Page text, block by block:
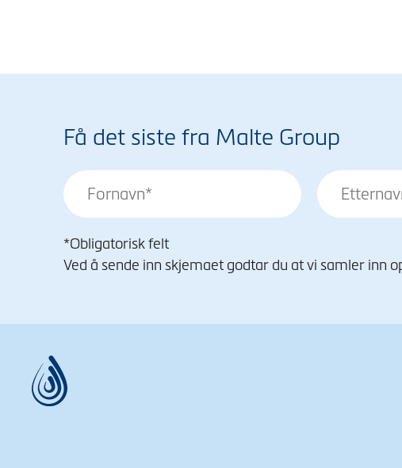
Få det siste fra Malte Group
*Obligatorisk felt
Ved å sende inn skjemaet godtar du at vi samler inn